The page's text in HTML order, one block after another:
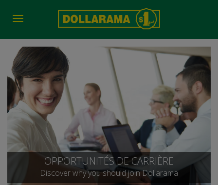
Toggle
OPPORTUNITÉS DE CARRIÈRE
Discover why you should join Dollarama